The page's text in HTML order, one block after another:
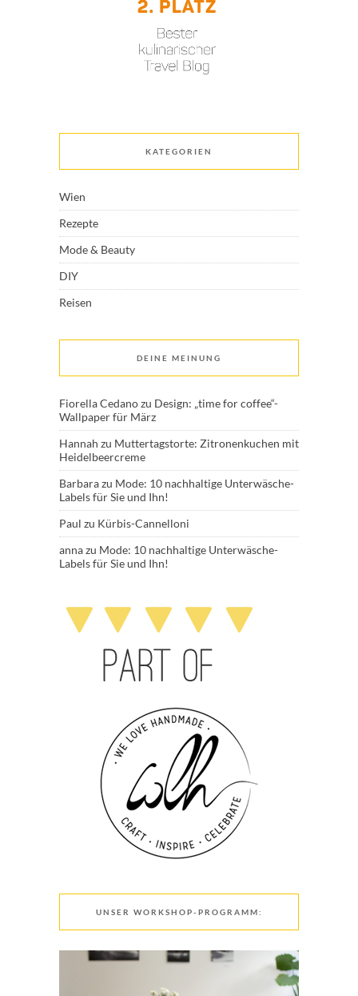
KATEGORIEN
Wien
Rezepte
Mode & Beauty
DIY
Reisen
DEINE MEINUNG
Fiorella Cedanozu Design: „time for coffee“-
Wallpaper für März
Hannah zu Muttertagstorte: Zitronenkuchen mit
Heidelbeercreme
Barbarazu Mode: 10 nachhaltige Unterwäsche-
Labels für Sie und Ihn!
Paul zu Kürbis-Cannelloni
annazu Mode: 10 nachhaltige Unterwäsche-
Labels für Sie und Ihn!
UNSER WORKSHOP-PROGRAMM: